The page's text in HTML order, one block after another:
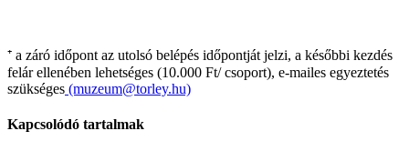
⁺ a záró időpont az utolsó belépés időpontját jelzi, a későbbi kezdés
felár ellenében lehetséges (10.000 Ft/ csoport), e-mailes egyeztetés
szükséges (muzeum@torley.hu)
Kapcsolódó tartalmak